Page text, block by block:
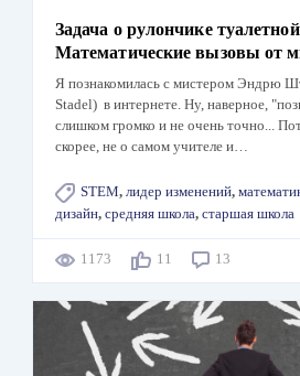
Задача о рулончике
Математические вызовы от
Я познакомилась с мистером Эндрю
Stadel) в интернете. Ну, наверное,
слишком громко и не очень точно...
скорее, не о самом учителе и…
STEM, лидер изменений,
дизайн, средняя школа, старшая школа
1173 11 13